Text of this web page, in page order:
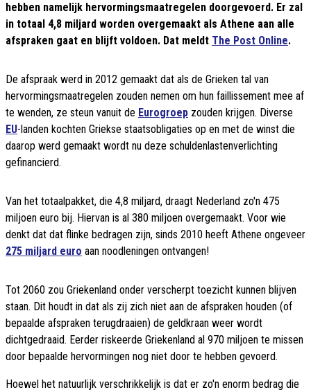
hebben namelijk hervormingsmaatregelen doorgevoerd. Er zal
in totaal 4,8 miljard worden overgemaakt als Athene aan alle
afspraken gaat en blijft voldoen. Dat meldt The Post Online.
De afspraak werd in 2012 gemaakt dat als de Grieken tal van
hervormingsmaatregelen zouden nemen om hun faillissement mee af
te wenden, ze steun vanuit de Eurogroep zouden krijgen. Diverse
EU-landen kochten Griekse staatsobligaties op en met de winst die
daarop werd gemaakt wordt nu deze schuldenlastenverlichting
gefinancierd.
Van het totaalpakket, die 4,8 miljard, draagt Nederland zo'n 475
miljoen euro bij. Hiervan is al 380 miljoen overgemaakt. Voor wie
denkt dat dat flinke bedragen zijn, sinds 2010 heeft Athene ongeveer
275 miljard euro aan noodleningen ontvangen!
Tot 2060 zou Griekenland onder verscherpt toezicht kunnen blijven
staan. Dit houdt in dat als zij zich niet aan de afspraken houden (of
bepaalde afspraken terugdraaien) de geldkraan weer wordt
dichtgedraaid. Eerder riskeerde Griekenland al 970 miljoen te missen
door bepaalde hervormingen nog niet door te hebben gevoerd.
Hoewel het natuurlijk verschrikkelijk is dat er zo'n enorm bedrag die